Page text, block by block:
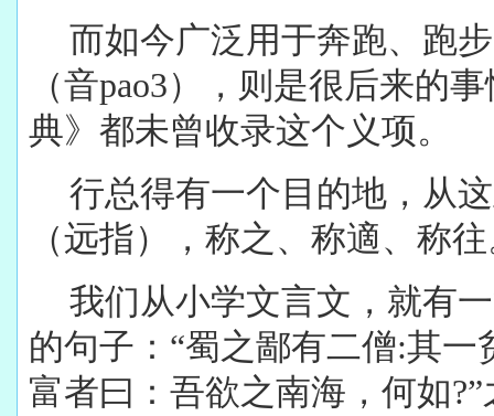
而如今广泛用于奔跑、跑
（音pao3），则是很后来的
典》都未曾收录这个义项。
行总得有一个目的地，从
（远指），称之、称適、称
我们从小学文言文，就有
的句子：“蜀之鄙有二僧:其
富者曰：吾欲之南海，何如